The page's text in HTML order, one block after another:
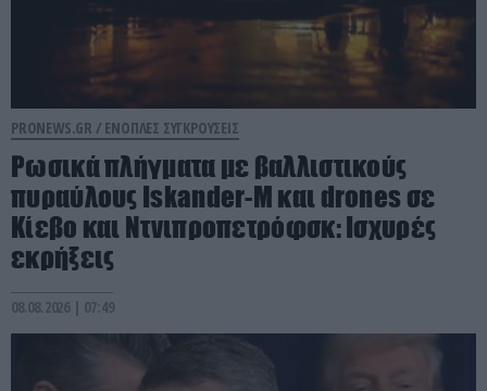
PRONEWS.GR / ΕΝΟΠΛΕΣ ΣΥΓΚΡΟΥΣΕΙΣ
Ρωσικά πλήγματα με βαλλιστικούς
πυραύλους Iskander-M και drones σε
Κίεβο και Ντνιπροπετρόφσκ: Ισχυρές
εκρήξεις
08.08.2026 | 07:49